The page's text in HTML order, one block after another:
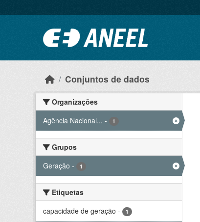
Conjuntos de dados
Organizações
Agência Nacional... - 1
Grupos
Geração - 1
Etiquetas
capacidade de geração - 1